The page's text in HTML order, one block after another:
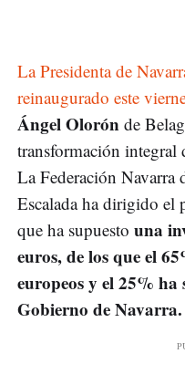
La Presidenta de
reinaugurado este
Ángel Olorón de
transformación integral
La Federación Navarra
Escalada ha dirigido el
que ha supuesto una
euros, de los que el
europeos y el 25%
Gobierno de Navarra.